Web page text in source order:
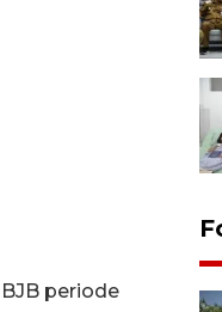
periode